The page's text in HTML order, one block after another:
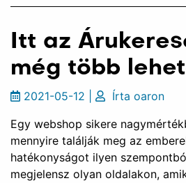
Itt az
még több
2021-05-12 Írta oaron
Egy webshop sikere
mennyire találják meg az
hatékonyságot ilyen
megjelensz olyan oldalakon,